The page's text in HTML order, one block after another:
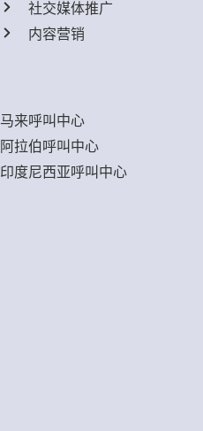
社交媒体推广
内容营销
马来呼叫中心
阿拉伯呼叫中心
印度尼西亚呼叫中心